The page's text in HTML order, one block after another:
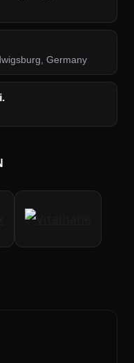
Germany